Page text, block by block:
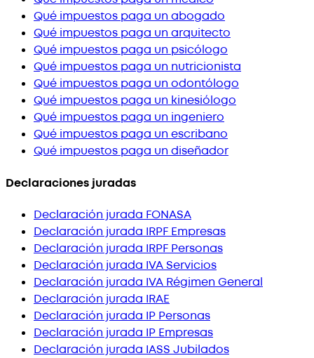
Qué impuestos paga un abogado
Qué impuestos paga un arquitecto
Qué impuestos paga un psicólogo
Qué impuestos paga un nutricionista
Qué impuestos paga un odontólogo
Qué impuestos paga un kinesiólogo
Qué impuestos paga un ingeniero
Qué impuestos paga un escribano
Qué impuestos paga un diseñador
Declaraciones juradas
Declaración jurada FONASA
Declaración jurada IRPF Empresas
Declaración jurada IRPF Personas
Declaración jurada IVA Servicios
Declaración jurada IVA Régimen General
Declaración jurada IRAE
Declaración jurada IP Personas
Declaración jurada IP Empresas
Declaración jurada IASS Jubilados